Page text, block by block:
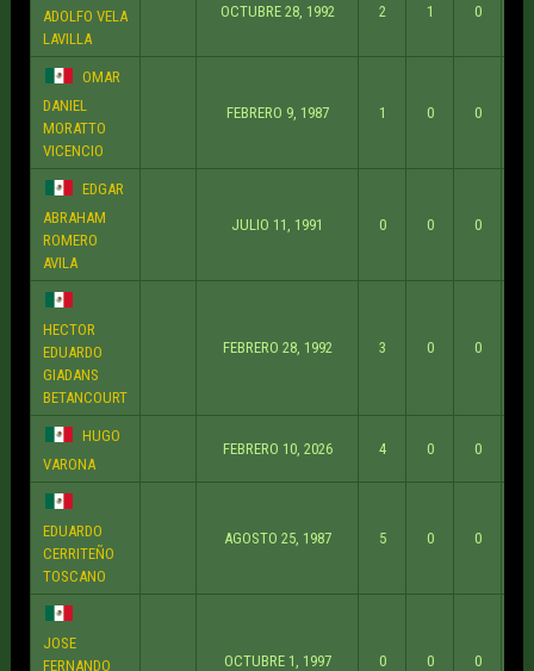
ADOLFO VELA
LAVILLA
OCTUBRE 28, 1992 2 1 0
OMAR
DANIEL
MORATTO
VICENCIO
FEBRERO 9, 1987 1 0 0
EDGAR
ABRAHAM
ROMERO
AVILA
JULIO 11, 1991 0 0 0
HECTOR
EDUARDO
GIADANS
BETANCOURT
FEBRERO 28, 1992 3 0 0
HUGO
VARONA
FEBRERO 10, 2026 4 0 0
EDUARDO
CERRITEÑO
TOSCANO
AGOSTO 25, 1987 5 0 0
JOSE
FERNANDO
OCTUBRE 1, 1997 0 0 0